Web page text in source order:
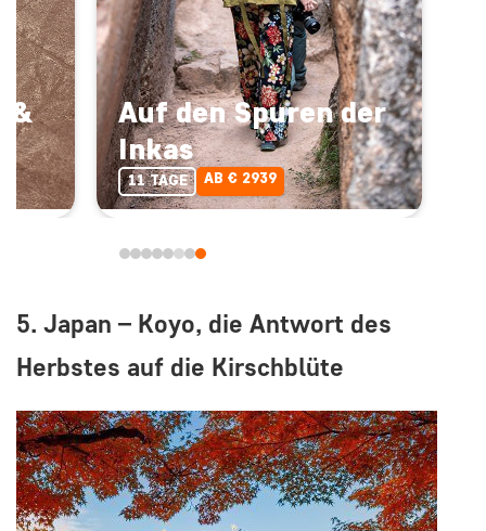
&
Auf den Spuren der
Inkas
11 TAGE AB € 2939
5. Japan – Koyo, die Antwort des
Herbstes auf die Kirschblüte